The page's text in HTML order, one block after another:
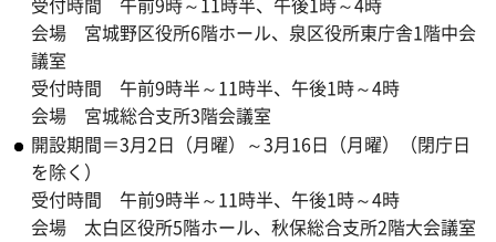
会場 宮城野区役所6階ホール、泉区役所東庁舎1階中会
議室
受付時間 午前9時半～11時半、午後1時～4時
会場 宮城総合支所3階会議室
開設期間＝3月2日（月曜）～3月16日（月曜）（閉庁日
を除く）
受付時間 午前9時半～11時半、午後1時～4時
会場 太白区役所5階ホール、秋保総合支所2階大会議室